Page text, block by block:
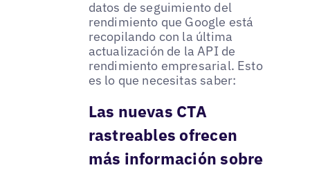
datos de seguimiento del
rendimiento que Google está
recopilando con la última
actualización de la API de
rendimiento empresarial. Esto
es lo que necesitas saber:
Las nuevas CTA
rastreables ofrecen
más información sobre